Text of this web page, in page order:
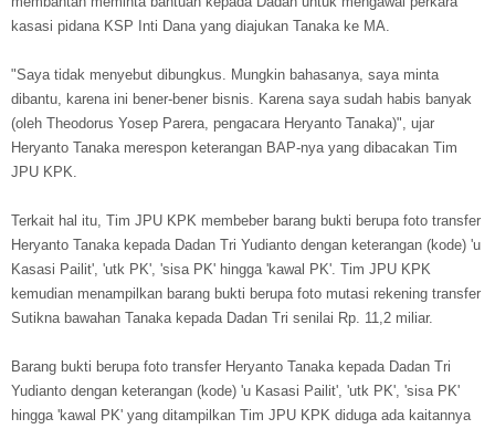
kasasi pidana KSP Inti Dana yang diajukan Tanaka ke MA.
"Saya tidak menyebut dibungkus. Mungkin bahasanya, saya minta
dibantu, karena ini bener-bener bisnis. Karena saya sudah habis banyak
(oleh Theodorus Yosep Parera, pengacara Heryanto Tanaka)", ujar
Heryanto Tanaka merespon keterangan BAP-nya yang dibacakan Tim
JPU KPK.
Terkait hal itu, Tim JPU KPK membeber barang bukti berupa foto transfer
Heryanto Tanaka kepada Dadan Tri Yudianto dengan keterangan (kode) 'u
Kasasi Pailit', 'utk PK', 'sisa PK' hingga 'kawal PK'. Tim JPU KPK
kemudian menampilkan barang bukti berupa foto mutasi rekening transfer
Sutikna bawahan Tanaka kepada Dadan Tri senilai Rp. 11,2 miliar.
Barang bukti berupa foto transfer Heryanto Tanaka kepada Dadan Tri
Yudianto dengan keterangan (kode) 'u Kasasi Pailit', 'utk PK', 'sisa PK'
hingga 'kawal PK' yang ditampilkan Tim JPU KPK diduga ada kaitannya